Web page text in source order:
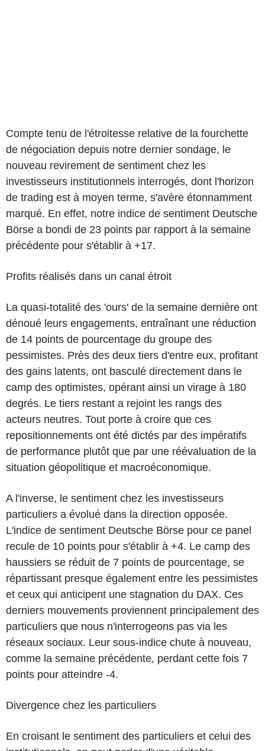
Compte tenu de l'étroitesse relative de la fourchette
de négociation depuis notre dernier sondage, le
nouveau revirement de sentiment chez les
investisseurs institutionnels interrogés, dont l'horizon
de trading est à moyen terme, s'avère étonnamment
marqué. En effet, notre indice de sentiment Deutsche
Börse a bondi de 23 points par rapport à la semaine
précédente pour s'établir à +17.
Profits réalisés dans un canal étroit
La quasi-totalité des 'ours' de la semaine dernière ont
dénoué leurs engagements, entraînant une réduction
de 14 points de pourcentage du groupe des
pessimistes. Près des deux tiers d'entre eux, profitant
des gains latents, ont basculé directement dans le
camp des optimistes, opérant ainsi un virage à 180
degrés. Le tiers restant a rejoint les rangs des
acteurs neutres. Tout porte à croire que ces
repositionnements ont été dictés par des impératifs
de performance plutôt que par une réévaluation de la
situation géopolitique et macroéconomique.
A l'inverse, le sentiment chez les investisseurs
particuliers a évolué dans la direction opposée.
L'indice de sentiment Deutsche Börse pour ce panel
recule de 10 points pour s'établir à +4. Le camp des
haussiers se réduit de 7 points de pourcentage, se
répartissant presque également entre les pessimistes
et ceux qui anticipent une stagnation du DAX. Ces
derniers mouvements proviennent principalement des
particuliers que nous n'interrogeons pas via les
réseaux sociaux. Leur sous-indice chute à nouveau,
comme la semaine précédente, perdant cette fois 7
points pour atteindre -4.
Divergence chez les particuliers
En croisant le sentiment des particuliers et celui des